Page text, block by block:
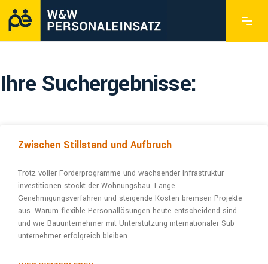
Ihre Suchergebnisse:
Zwischen Stillstand und Aufbruch
Trotz voller Förderprogramme und wachsender Infrastruktur­
investitionen stockt der Wohnungs­bau. Lange
Genehmigungsverfahren und steigende Kosten bremsen Projekte
aus. Warum flexible Personal­lösungen heute entschei­dend sind –
und wie Bauunter­nehmer mit Unterstützung inter­natio­naler Sub­
unter­­nehmer erfolgreich bleiben.